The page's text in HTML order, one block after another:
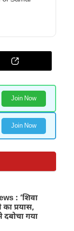
Join Now
Join Now
: ‘शिवा
का प्रयास,
दबोचा गया